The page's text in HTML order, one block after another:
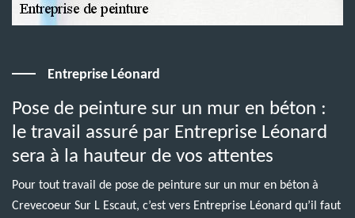
Entreprise Léonard
Pose de peinture sur un mur en béton :
le travail assuré par Entreprise Léonard
sera à la hauteur de vos attentes
Pour tout travail de pose de peinture sur un mur en béton à
Crevecoeur Sur L Escaut, c’est vers Entreprise Léonard qu’il faut